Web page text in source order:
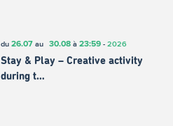
du 26.07au 30.08à 23:59- 2026
Stay & Play – Creative activity
during t…